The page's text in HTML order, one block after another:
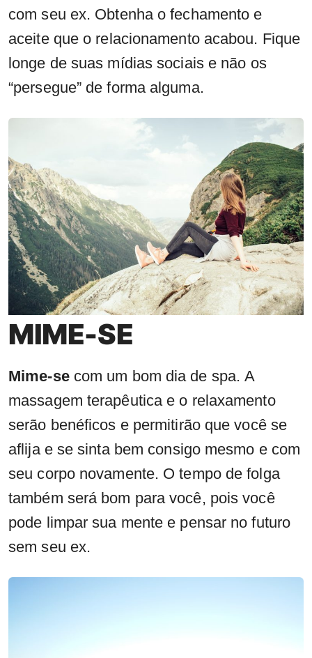
com seu ex. Obtenha o fechamento e
aceite que o relacionamento acabou. Fique
longe de suas mídias sociais e não os
“persegue” de forma alguma.
MIME-SE
Mime-secom um bom dia de spa. A
massagem terapêutica e o relaxamento
serão benéficos e permitirão que você se
aflija e se sinta bem consigo mesmo e com
seu corpo novamente. O tempo de folga
também será bom para você, pois você
pode limpar sua mente e pensar no futuro
sem seu ex.